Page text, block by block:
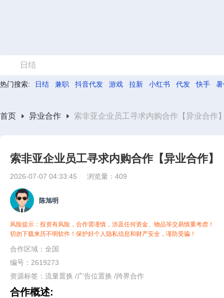
日结
热门搜索: 日结 兼职 抖音代发 游戏 拉新 小红书 代发 快手
首页 异业合作 索非亚企业员工寻求内购合作【异业合作
索非亚企业员工寻求内购合作【异业合作】
2026-07-07 04:33:45 浏览量：409
陈旭明
风险提示：投资有风险，合作需谨慎，涉及任何资金、物品等交易慎重考虑！
切勿下载来历不明软件！保护好个人隐私信息和财产安全，谨防受骗！
合作区域：全国
编号：2619273
资源标签： 流量置换 /广告位置换 /跨界合作
合作概述: